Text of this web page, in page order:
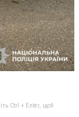
Ctrl + Enter, щоб